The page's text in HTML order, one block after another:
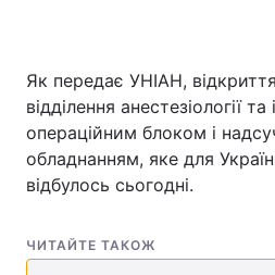
Головна
Економіка
Як передає УНІАН,
відділення анестезіології та
операційним блоком і
обладнанням, яке для
відбулось сьогодні.
ЧИТАЙТЕ ТАКОЖ